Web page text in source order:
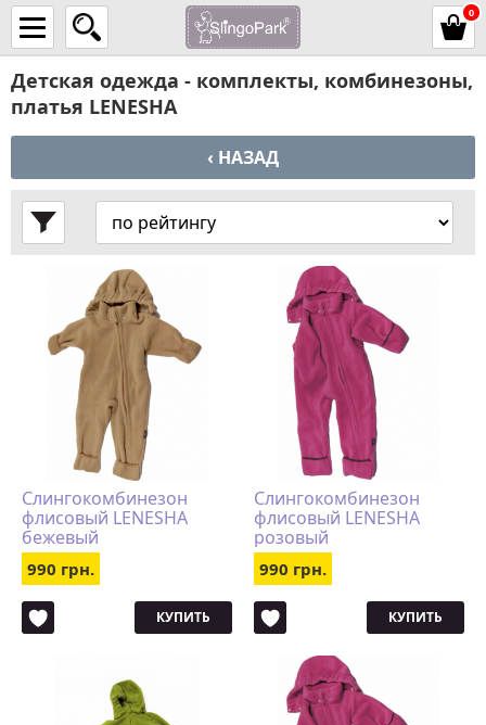
0
Детская одежда - комплекты, комбинезоны,
платья LENESHA
‹ НАЗАД
Слингокомбинезон
флисовый LENESHA
бежевый
990 грн.
КУПИТЬ
Слингокомбинезон
флисовый LENESHA
розовый
990 грн.
КУПИТЬ